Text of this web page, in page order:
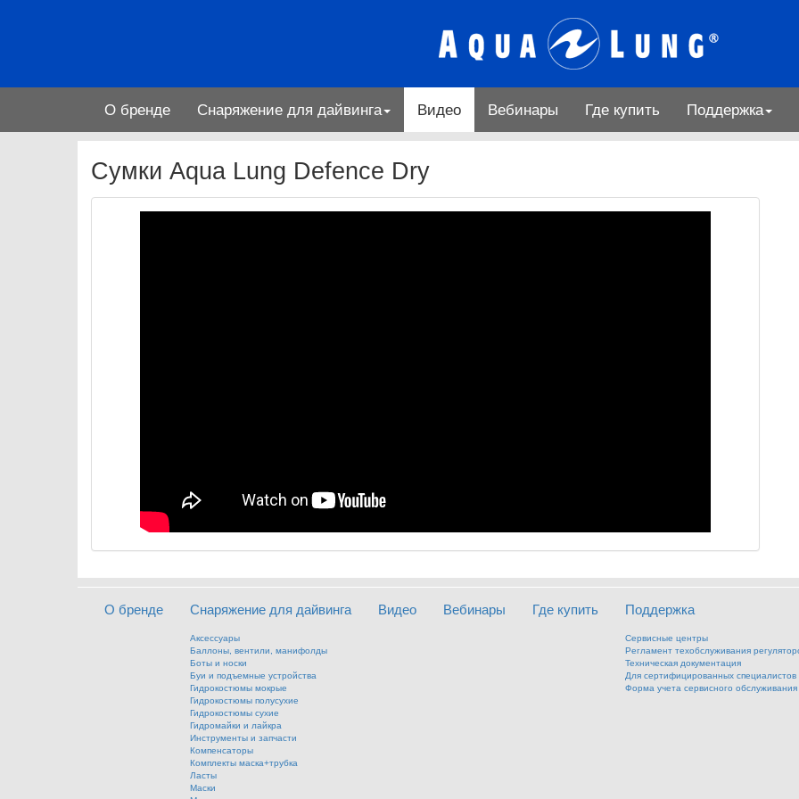
О бренде Снаряжение для дайвинга Видео Вебинары Где купить Поддержка
Сумки Aqua Lung Defence Dry
О бренде Снаряжение для дайвинга
Аксессуары
Баллоны, вентили, манифолды
Боты и носки
Буи и подъемные устройства
Гидрокостюмы мокрые
Гидрокостюмы полусухие
Гидрокостюмы сухие
Гидромайки и лайкра
Инструменты и запчасти
Компенсаторы
Комплекты маска+трубка
Ласты
Маски
Видео Вебинары Где купить Поддержка
Сервисные центры
Регламент техобслуживания
Техническая документация
Для сертифицированных специалистов
Форма учета сервисного обслуживания